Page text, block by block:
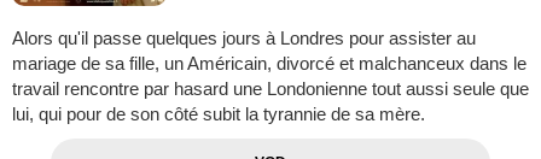
Alors qu'il passe quelques jours à Londres pour assister au
mariage de sa fille, un Américain, divorcé et malchanceux dans le
travail rencontre par hasard une Londonienne tout aussi seule que
lui, qui pour de son côté subit la tyrannie de sa mère.